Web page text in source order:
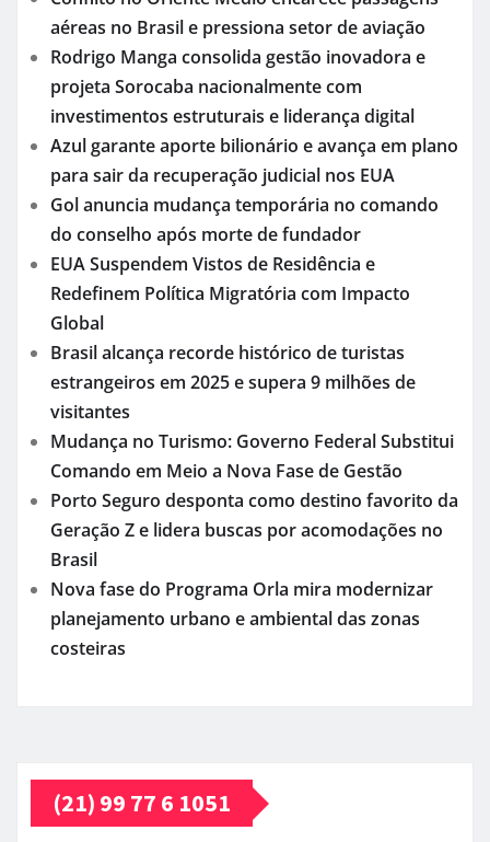
aéreas no Brasil e pressiona setor de aviação
Rodrigo Manga consolida gestão inovadora e
projeta Sorocaba nacionalmente com
investimentos estruturais e liderança digital
Azul garante aporte bilionário e avança em plano
para sair da recuperação judicial nos EUA
Gol anuncia mudança temporária no comando
do conselho após morte de fundador
EUA Suspendem Vistos de Residência e
Redefinem Política Migratória com Impacto
Global
Brasil alcança recorde histórico de turistas
estrangeiros em 2025 e supera 9 milhões de
visitantes
Mudança no Turismo: Governo Federal Substitui
Comando em Meio a Nova Fase de Gestão
Porto Seguro desponta como destino favorito da
Geração Z e lidera buscas por acomodações no
Brasil
Nova fase do Programa Orla mira modernizar
planejamento urbano e ambiental das zonas
costeiras
(21) 99 77 6 1051